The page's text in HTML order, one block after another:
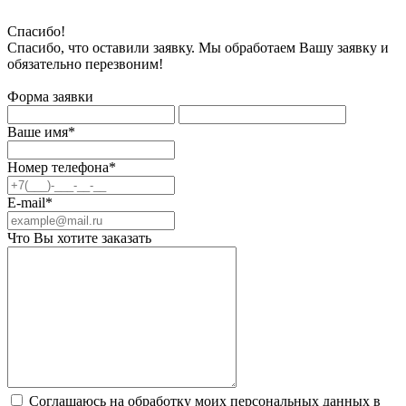
Спасибо!
Спасибо, что оставили заявку. Мы обработаем Вашу заявку и
обязательно перезвоним!
Форма заявки
Ваше имя*
Номер телефона*
E-mail*
Что Вы хотите заказать
Соглашаюсь на обработку моих персональных данных в